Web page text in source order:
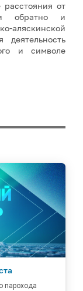
расстояния от
обратно и
аляскинской
деятельность
и символе
парохода